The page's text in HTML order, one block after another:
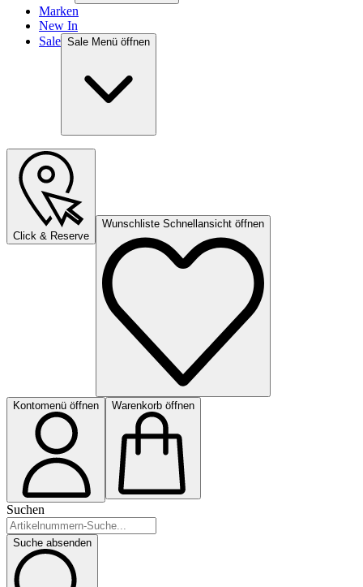
Marken
New In
Sale Sale Menü öffnen
Click & Reserve
Wunschliste Schnellansicht öffnen
Kontomenü öffnen Warenkorb öffnen
Suchen
Suche absenden